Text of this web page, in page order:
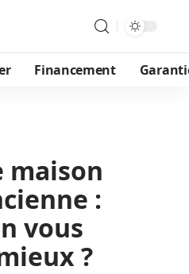
Financement
maison
:
vous
?